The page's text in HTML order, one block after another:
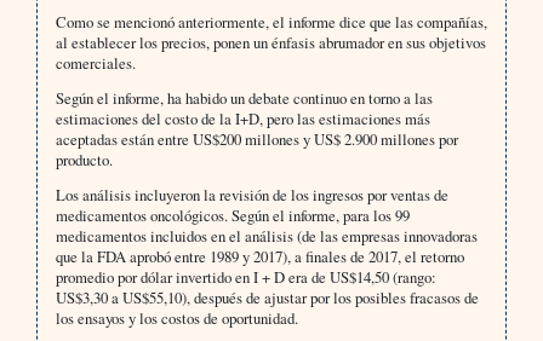
Como se mencionó anteriormente, el informe dice que las compañías,
al establecer los precios, ponen un énfasis abrumador en sus objetivos
comerciales.
Según el informe, ha habido un debate continuo en torno a las
estimaciones del costo de la I+D, pero las estimaciones más
aceptadas están entre US$200 millones y US$ 2.900 millones por
producto.
Los análisis incluyeron la revisión de los ingresos por ventas de
medicamentos oncológicos. Según el informe, para los 99
medicamentos incluidos en el análisis (de las empresas innovadoras
que la FDA aprobó entre 1989 y 2017), a finales de 2017, el retorno
promedio por dólar invertido en I + D era de US$14,50 (rango:
US$3,30 a US$55,10), después de ajustar por los posibles fracasos de
los ensayos y los costos de oportunidad.